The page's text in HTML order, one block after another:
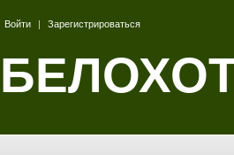
Войти | Зарегистрироваться